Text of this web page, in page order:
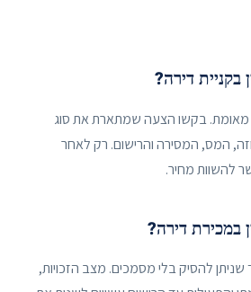
בקניית דירה?
מאומת. בקשו הצעה שמתארת את סוג
המס, המסירה והרישום. רק לאחר
להשוות מחיר.
במכירת דירה?
שניתן להסיק בלי מסמכים. מצב הזכויות,